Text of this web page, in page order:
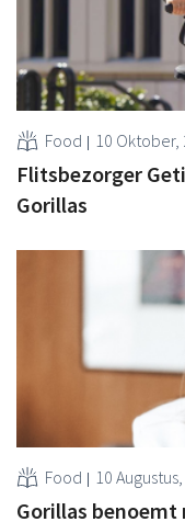
Food 10 Oktober,
Flitsbezorger
Gorillas
Food 10
Gorillas